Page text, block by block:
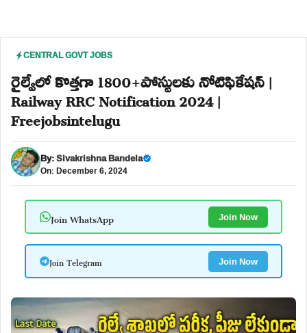
CENTRAL GOVT JOBS
రైల్వేలో కొత్తగా 1800+పోస్టులకు నోటిఫికేషన్ |
Railway RRC Notification 2024 |
Freejobsintelugu
By:Sivakrishna Bandela
On: December 6, 2024
Join WhatsApp Join Now
Join Telegram Join Now